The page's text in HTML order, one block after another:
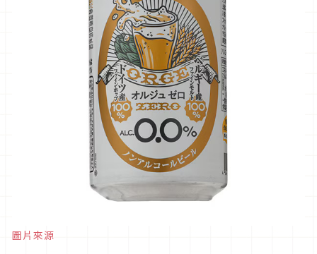
圖片來源